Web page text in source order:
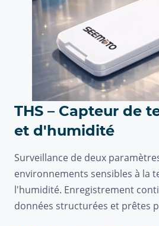
THS – Capteur de
et d'humidité
Surveillance de deux
environnements sensibles à la
l'humidité. Enregistrement
données structurées et prêtes